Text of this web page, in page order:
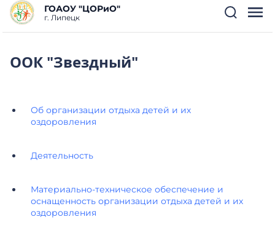
ГОАОУ "ЦОРиО"
г. Липецк
ООК "Звездный"
Об организации отдыха детей и их
оздоровления
Деятельность
Материально-техническое обеспечение и
оснащенность организации отдыха детей и их
оздоровления